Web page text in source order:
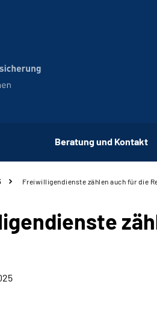
Beratung und Kontakt
Freiwilligendienste zählen auch für die